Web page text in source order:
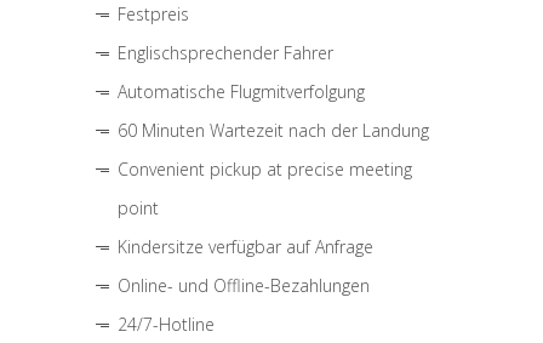
Festpreis
Englischsprechender Fahrer
Automatische Flugmitverfolgung
60 Minuten Wartezeit nach der Landung
Convenient pickup at precise meeting
point
Kindersitze verfügbar auf Anfrage
Online- und Offline-Bezahlungen
24/7-Hotline